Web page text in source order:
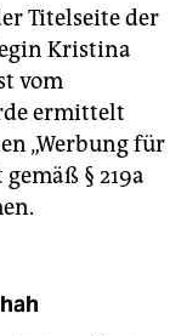
Titelseite der
Kristina
vom
ermittelt
„Werbung für
§ 219a